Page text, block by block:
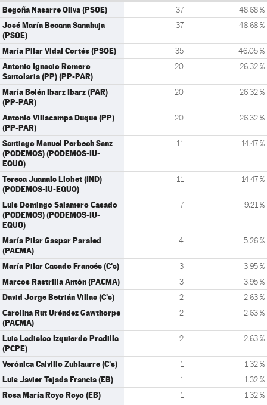
Begoña Nasarre Oliva (PSOE) 37 48,68 %
José María Becana Sanahuja
(PSOE)
37 48,68 %
María Pilar Vidal Cortés (PSOE) 35 46,05 %
Antonio Ignacio Romero
Santolaria (PP) (PP-PAR)
20 26,32 %
María Belén Ibarz Ibarz (PAR)
(PP-PAR)
20 26,32 %
Antonio Villacampa Duque (PP)
(PP-PAR)
20 26,32 %
Santiago Manuel Perbech Sanz
(PODEMOS) (PODEMOS-IU-
EQUO)
11 14,47 %
Teresa Juanals Llobet (IND)
(PODEMOS-IU-EQUO)
11 14,47 %
Luis Domingo Salamero Casado
(PODEMOS) (PODEMOS-IU-
EQUO)
7 9,21 %
María Pilar Gaspar Paraled
(PACMA)
4 5,26 %
María Pilar Casado Francés (C's) 3 3,95 %
Marcos Rastrilla Antón (PACMA) 3 3,95 %
David Jorge Betrián Villas (C's) 2 2,63 %
Carolina Rut Uréndez Gawthorpe
(PACMA)
2 2,63 %
Luis Ladislao Izquierdo Pradilla
(PCPE)
2 2,63 %
Verónica Calvillo Zubiaurre (C's) 1 1,32 %
Luis Javier Tejada Francia (EB) 1 1,32 %
Rosa María Royo Royo (EB) 1 1,32 %